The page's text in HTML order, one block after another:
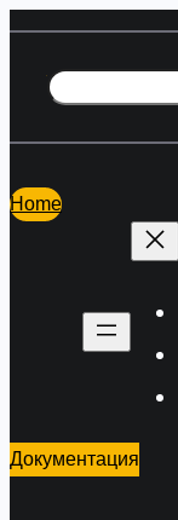
содержимому
Поиск
Home
Документация